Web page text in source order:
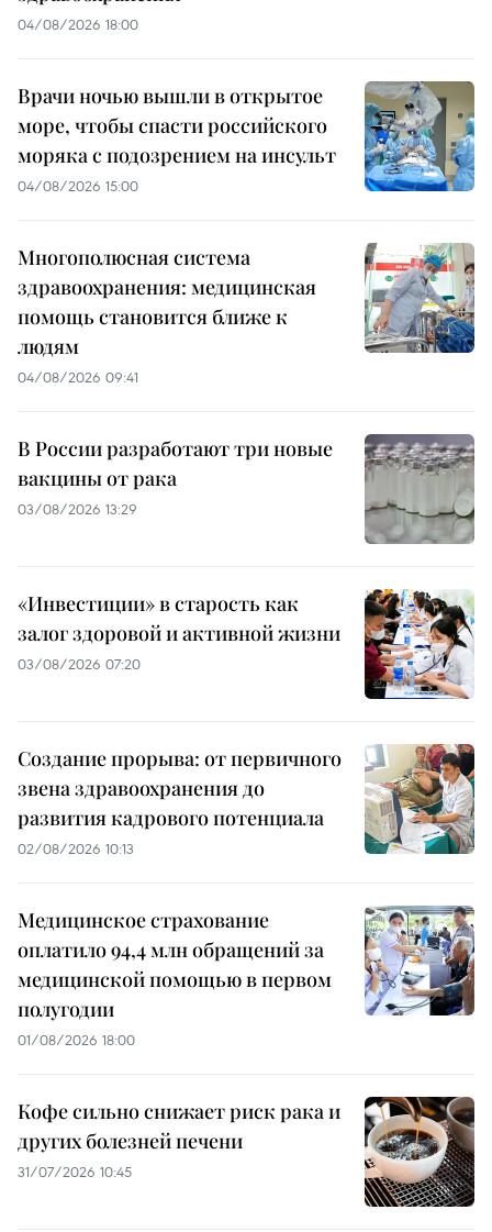
04/08/2026 18:00
Врачи ночью вышли в открытое
море, чтобы спасти российского
моряка с подозрением на инсульт
04/08/2026 15:00
Многополюсная система
здравоохранения: медицинская
помощь становится ближе к
людям
04/08/2026 09:41
В России разработают три новые
вакцины от рака
03/08/2026 13:29
«Инвестиции» в старость как
залог здоровой и активной жизни
03/08/2026 07:20
Создание прорыва: от первичного
звена здравоохранения до
развития кадрового потенциала
02/08/2026 10:13
Медицинское страхование
оплатило 94,4 млн обращений за
медицинской помощью в первом
полугодии
01/08/2026 18:00
Кофе сильно снижает риск рака и
других болезней печени
31/07/2026 10:45